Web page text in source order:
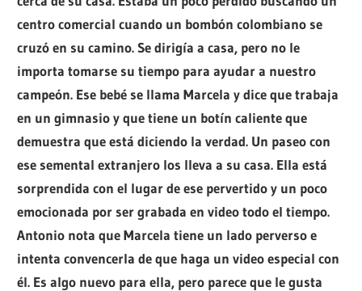
centro comercial cuando un bombón colombiano se
cruzó en su camino. Se dirigía a casa, pero no le
importa tomarse su tiempo para ayudar a nuestro
campeón. Ese bebé se llama Marcela y dice que trabaja
en un gimnasio y que tiene un botín caliente que
demuestra que está diciendo la verdad. Un paseo con
ese semental extranjero los lleva a su casa. Ella está
sorprendida con el lugar de ese pervertido y un poco
emocionada por ser grabada en video todo el tiempo.
Antonio nota que Marcela tiene un lado perverso e
intenta convencerla de que haga un video especial con
él. Es algo nuevo para ella, pero parece que le gusta